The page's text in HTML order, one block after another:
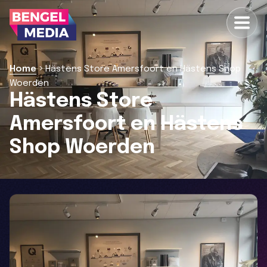
Home>Hästens Store Amersfoort en Hästens Shop
Woerden
Hästens Store
Amersfoort en Hästens
Shop Woerden